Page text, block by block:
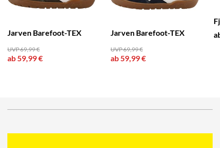
Jarven Barefoot-TEX
UVP 69,99 €
ab 59,99 €
Jarven Barefoot-TEX
UVP 69,99 €
ab 59,99 €